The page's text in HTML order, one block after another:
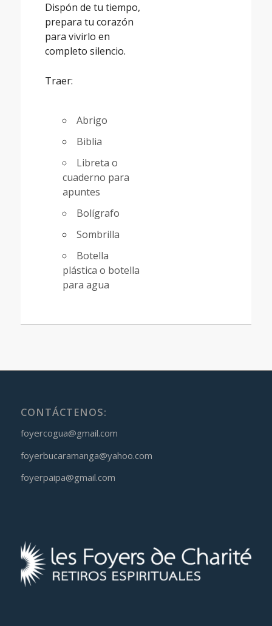
Dispón de tu tiempo,
prepara tu corazón
para vivirlo en
completo silencio.
Traer:
Abrigo
Biblia
Libreta o
cuaderno para
apuntes
Bolígrafo
Sombrilla
Botella
plástica o botella
para agua
CONTÁCTENOS:
foyercogua@gmail.com
foyerbucaramanga@yahoo.com
foyerpaipa@gmail.com